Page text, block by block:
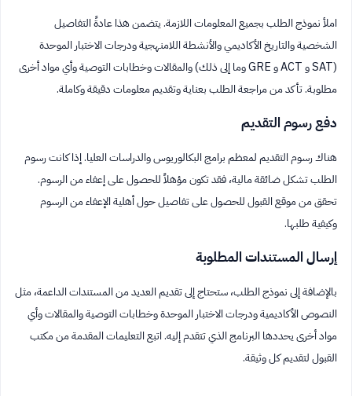
املأ نموذج الطلب بجميع المعلومات اللازمة. يتضمن هذا عادةً التفاصيل
الشخصية والتاريخ الأكاديمي والأنشطة اللامنهجية ودرجات الاختبار الموحدة
(SAT و ACT و GRE وما إلى ذلك) والمقالات وخطابات التوصية وأي مواد أخرى
مطلوبة. تأكد من مراجعة الطلب بعناية وتقديم معلومات دقيقة وكاملة.
دفع رسوم التقديم
هناك رسوم التقديم لمعظم برامج البكالوريوس والدراسات العليا. إذا كانت رسوم
الطلب تشكل ضائقة مالية، فقد تكون مؤهلاً للحصول على إعفاء من الرسوم.
تحقق من موقع القبول للحصول على تفاصيل حول أهلية الإعفاء من الرسوم
وكيفية طلبها.
إرسال المستندات المطلوبة
بالإضافة إلى نموذج الطلب، ستحتاج إلى تقديم العديد من المستندات الداعمة، مثل
النصوص الأكاديمية ودرجات الاختبار الموحدة وخطابات التوصية والمقالات وأي
مواد أخرى يحددها البرنامج الذي تتقدم إليه. اتبع التعليمات المقدمة من مكتب
القبول لتقديم كل وثيقة.